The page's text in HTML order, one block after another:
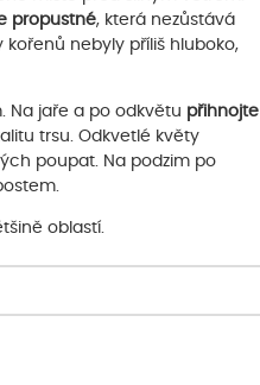
propustné, která nezůstává
nebyly příliš hluboko,
Na jaře a po odkvětu přihnojte
trsu. Odkvetlé květy
poupat. Na podzim po
oblastí.